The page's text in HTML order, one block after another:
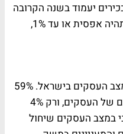
לפי 65% מהבכירים יעמוד בשנה הקרובה
על 1%-2%. 35% טוענים כי היא תהיה אפסית או עד 1%,
18% מהמנכ"לים צופים הרעה במצב העסקים בישראל. 59%
צופים כי לא יהיה כל שינוי במצבם של העסקים, ורק 4%
במצב העסקים שיחול